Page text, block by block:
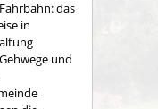
das
in
und